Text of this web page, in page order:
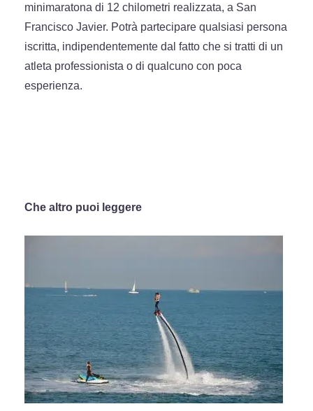
minimaratona di 12 chilometri realizzata, a San
Francisco Javier. Potrà partecipare qualsiasi persona
iscritta, indipendentemente dal fatto che si tratti di un
atleta professionista o di qualcuno con poca
esperienza.
Che altro puoi leggere